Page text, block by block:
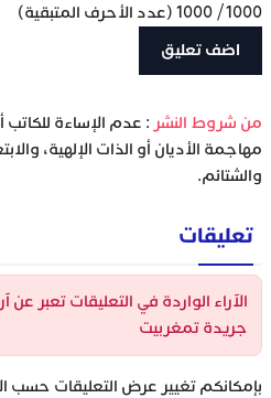
1000
/
1000 (عدد الأحرف المتبقية)
‫من شروط النشر : عدم الإساءة
مهاجمة الأديان أو الذات الإلهية،
والشتائم.
تعليقات
الآراء الواردة في التعليقات تعبر
جريدة تمغربيت
بإمكانكم تغيير عرض التعليقات حسب